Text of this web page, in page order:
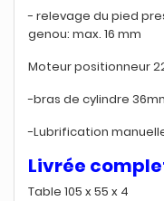
- relevage du pied
genou: max. 16 mm
Moteur positionneur
-bras de cylindre
-Lubrification
Livrée
Table 105 x 55 x 4